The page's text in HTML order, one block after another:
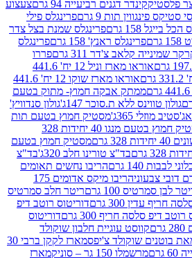
דגנים רביעייה 94 גרם
צעצוע
תות 9 גרם
פרינגלס פילי
פרינגלס שמנת בצל צדר
ראנץ' 158 גרם
פרינגלס
צ'דר 311 גרם
פררו
אוראו מארז וניל 12 יח' 441.6
אוראו מארז שוקו 12 יח' 441.6
אבקה חמוץ- מתוק בטעם
ללא ת.סוכר 147ג'
גולון סנדוויץ'
מסטיק חמוץ בטעם תות
מסטיק חמוץ בטעם מנגו 40 יחידות 328
מסטיק חמוץ בטעם
בד"צ טורינו חלב 320ג'
בד"צ
הריבו נחשים תאומים
הריבו מיקס אדומים 175
גרם
ריטר חלב סמרטיס
גרם
דוריטוס רוטב דיפ
300 גרם
דוריטוס
עוגיית חלבון שוקולד
צ'יפס
מארז לקקן ברבי 30
150 גר – סוניק
מארז